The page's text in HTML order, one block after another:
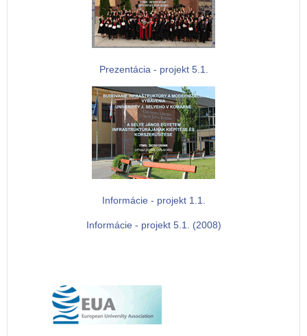
Prezentácia - projekt 5.1.
Informácie - projekt 1.1.
Informácie - projekt 5.1. (2008)